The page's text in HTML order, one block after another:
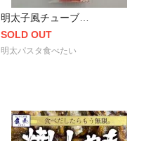
明太子風チューブ…
SOLD OUT
明太パスタ食べたい